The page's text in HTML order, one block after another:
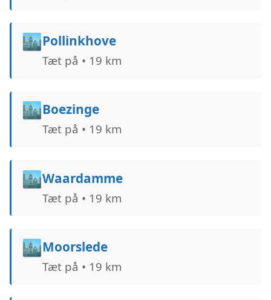
🏙️Pollinkhove
Tæt på • 19 km
🏙️Boezinge
Tæt på • 19 km
🏙️Waardamme
Tæt på • 19 km
🏙️Moorslede
Tæt på • 19 km